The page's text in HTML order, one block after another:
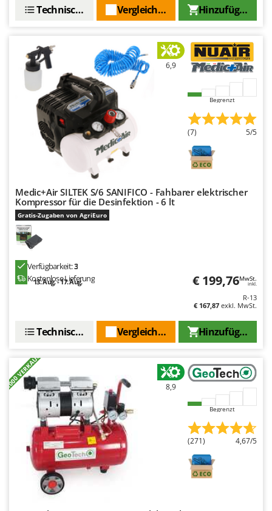
Hinzufügen
Vergleichen Sie
Technische Daten
6,9
Begrenzt
(7) 5/5
Medic+Air SILTEK S/6 SANIFICO - Fahbarer elektrischer
Kompressor für die Desinfektion - 6 lt
Gratis-Zugaben von AgriEuro
Verfügbarkeit:3
Kostenlose Lieferung
13. Aug. - 17. Aug. € 199,76MwSt.
inkl.
R-13
€ 167,87 exkl. MwSt.
Hinzufügen
Vergleichen Sie
Technische Daten
+1000 VERKAUFT 8,9
Begrenzt
(271) 4,67/5